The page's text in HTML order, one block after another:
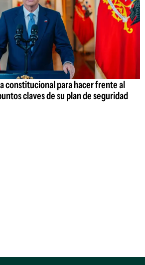
constitucional para hacer frente al
claves de su plan de seguridad